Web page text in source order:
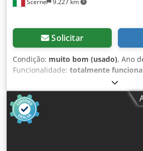
Solicitar
Condição: muito bom (usado), Ano
Funcionalidade: totalmente
6.400 mm Área de trabalho Y: 1.500
mandris de fresagem: 1 Motor
máxima de rotação: 24.000 rpm
ferramenta: HSK-F63 Posições de
Cabeças de furação verticais: 20